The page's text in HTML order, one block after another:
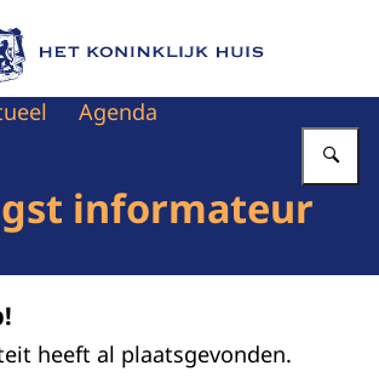
de homepage van Het Koninklijk Huis
Agenda
informateur
heeft al plaatsgevonden.